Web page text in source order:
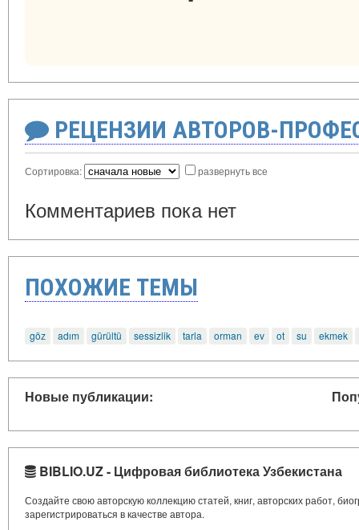
РЕЦЕНЗИИ АВТОРОВ-
Сортировка: развернуть все
Комментариев пока нет
ПОХОЖИЕ ТЕМЫ
göz adım gürültü sessizlik tarla orman ev ot su ekmek
Новые публикации:
BIBLIO.UZ - Цифровая библиотека Узбекистана
Создайте свою авторскую коллекцию статей, книг, авторских работ,
зарегистрироваться в качестве автора.